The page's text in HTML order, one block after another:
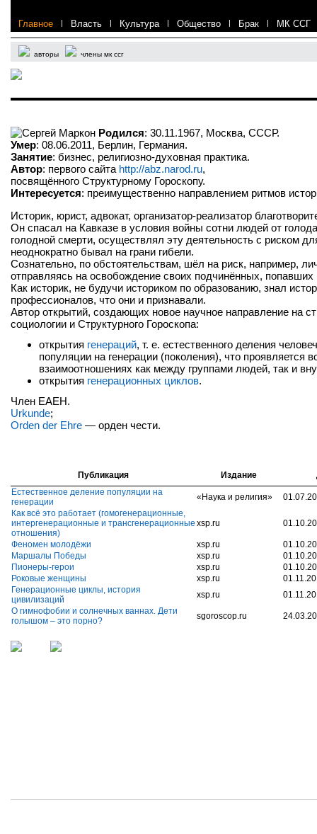
Главное | Власть | Культура | Общество | Брак | МК ССГ
авторы члены мк ссг
Сергей Маркон Родился: 30.11.1967, Москва, СССР.
Умер: 08.06.2011, Берлин, Германия.
Занятие: бизнес, религиозно-духовная практика.
Автор: первого сайта http://abz.narod.ru,
посвящённого Структурному Гороскопу.
Интересуется: преимущественно направлением ритмов
Историк, юрист, адвокат, организатор-реализатор
Он спасал на Кавказе в условия войны сотни людей от
голодной смерти, осуществлял эту деятельность с риском
неоднократно бывал на грани гибели.
Сознательно, по обстоятельствам, шёл на риск, например,
отправляясь на освобождение своих подчинённых,
Как историк, не будучи историком по образованию, знал
профессионалов, что они и признавали.
Автор открытий, создающих новое научное направление на
социологии и Структурного Гороскопа:
открытия генераций, т. е. естественного деления
популяции на генерации (поколения), что проявляется
взаимоотношениях как между группами людей, так и
открытия генерационных циклов.
Член ЕАЕН.
Urkunde;
Orden der Ehre — орден чести.
Публикация Издание
Естественное деление популяции на
генерации
«Наука и религия»
Как всё это работает (гомогенерационные,
интергенерационные и трансгенерационные
отношения)
xsp.ru
Феномен молодёжи xsp.ru
Маршалы Победы
xsp.ru
Пионеры-герои
xsp.ru
Роковые женщины
xsp.ru
Генерационные циклы, история
цивилизаций
xsp.ru
О гимнофобии и солнечных ваннах. Дети
голышом – это порно?
sgoroscop.ru